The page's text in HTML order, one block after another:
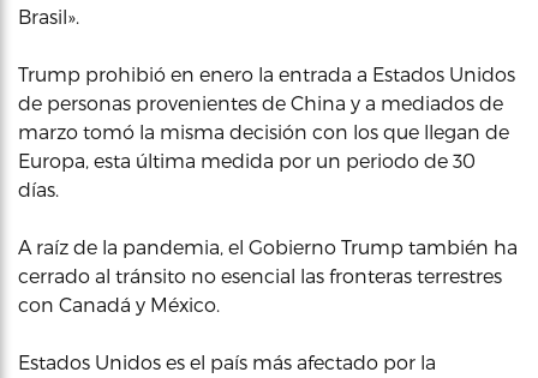
Brasil».
Trump prohibió en enero la entrada a Estados Unidos
de personas provenientes de China y a mediados de
marzo tomó la misma decisión con los que llegan de
Europa, esta última medida por un periodo de 30
días.
A raíz de la pandemia, el Gobierno Trump también ha
cerrado al tránsito no esencial las fronteras terrestres
con Canadá y México.
Estados Unidos es el país más afectado por la